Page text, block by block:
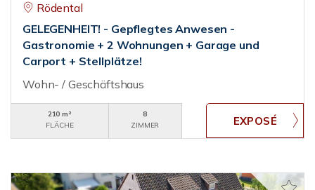
Rödental
GELEGENHEIT! - Gepflegtes Anwesen -
Gastronomie + 2 Wohnungen + Garage und
Carport + Stellplätze!
Wohn- / Geschäftshaus
210 m²
FLÄCHE
8
ZIMMER